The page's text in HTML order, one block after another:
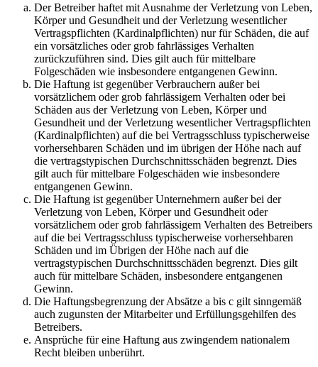
Der Betreiber haftet mit Ausnahme der Verletzung von Leben,
Körper und Gesundheit und der Verletzung wesentlicher
Vertragspflichten (Kardinalpflichten) nur für Schäden, die auf
ein vorsätzliches oder grob fahrlässiges Verhalten
zurückzuführen sind. Dies gilt auch für mittelbare
Folgeschäden wie insbesondere entgangenen Gewinn.
Die Haftung ist gegenüber Verbrauchern außer bei
vorsätzlichem oder grob fahrlässigem Verhalten oder bei
Schäden aus der Verletzung von Leben, Körper und
Gesundheit und der Verletzung wesentlicher Vertragspflichten
(Kardinalpflichten) auf die bei Vertragsschluss typischerweise
vorhersehbaren Schäden und im übrigen der Höhe nach auf
die vertragstypischen Durchschnittsschäden begrenzt. Dies
gilt auch für mittelbare Folgeschäden wie insbesondere
entgangenen Gewinn.
Die Haftung ist gegenüber Unternehmern außer bei der
Verletzung von Leben, Körper und Gesundheit oder
vorsätzlichem oder grob fahrlässigem Verhalten des Betreibers
auf die bei Vertragsschluss typischerweise vorhersehbaren
Schäden und im Übrigen der Höhe nach auf die
vertragstypischen Durchschnittsschäden begrenzt. Dies gilt
auch für mittelbare Schäden, insbesondere entgangenen
Gewinn.
Die Haftungsbegrenzung der Absätze a bis c gilt sinngemäß
auch zugunsten der Mitarbeiter und Erfüllungsgehilfen des
Betreibers.
Ansprüche für eine Haftung aus zwingendem nationalem
Recht bleiben unberührt.